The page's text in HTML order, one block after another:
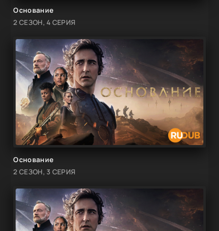
Основание
2 СЕЗОН, 4 СЕРИЯ
Основание
2 СЕЗОН, 3 СЕРИЯ